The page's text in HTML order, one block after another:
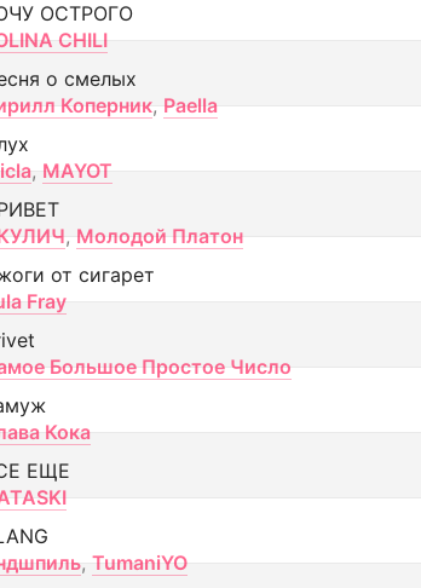
ОСТРОГО
CHILI
о смелых
Коперник, Paella
, MAYOT
, Молодой Платон
от сигарет
Fray
Большое Простое Число
Кока
ЕЩЕ
, TumaniYO